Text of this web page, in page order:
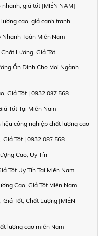
giá tốt [MIỀN NAM]
cao, giá cạnh tranh
Toàn Miền Nam
Lượng, Giá Tốt
Ổn Định Cho Mọi Ngành
Giá Tốt | 0932 087 568
Tốt Tại Miền Nam
liệu công nghiệp chất lượng cao
Giá Tốt | 0932 087 568
Cao, Uy Tín
Tốt Uy Tín Tại Miền Nam
Cao, Giá Tốt Miền Nam
Tốt, Chất Lượng [MIỀN
lượng cao miền Nam